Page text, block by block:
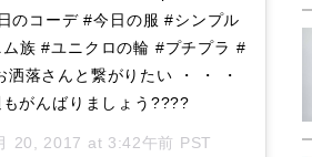
コーデ #今日の服 #シンプル
族 #ユニクロの輪 #プチプラ #
落さんと繋がりたい ・ ・ ・
がんばりましょう????
20, 2017 at 3:42午前 PST